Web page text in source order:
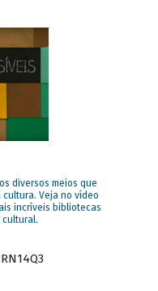
diversos meios que
cultura. Veja no vídeo
incríveis bibliotecas
cultural.